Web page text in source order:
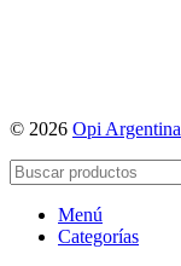
© 2026 Opi Argentina
Menú
Categorías